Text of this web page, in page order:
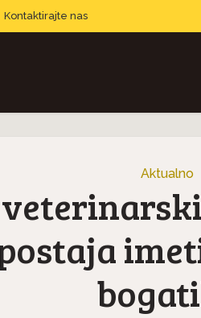
Kontaktirajte nas
Aktualno